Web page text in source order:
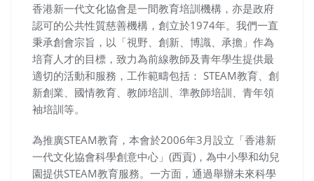
香港新一代文化協會是一間教育培訓機構，亦是政府
認可的公共性質慈善機構，創立於1974年。我們一直
秉承創會宗旨，以「視野、創新、博識、承擔」作為
培育人才的目標，致力為前線教師及青年學生提供最
適切的活動和服務，工作範疇包括： STEAM教育、創
新創業、國情教育、教師培訓、準教師培訓、青年領
袖培訓等。
為推廣STEAM教育，本會於2006年3月設立「香港新
一代文化協會科學創意中心」(西貢)，為中小學和幼兒
園提供STEAM教育服務。一方面，通過舉辦未來科學